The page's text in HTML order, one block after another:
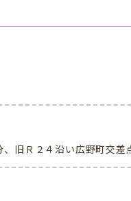
旧Ｒ２４沿い広野町交差